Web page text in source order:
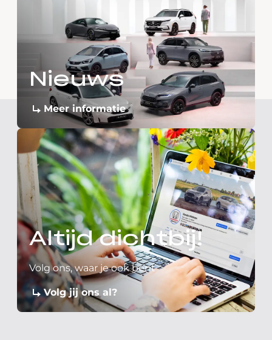
Nieuws
Meer informatie
Altijd dichtbij!
Volg ons, waar je ook bent
Volg jij ons al?